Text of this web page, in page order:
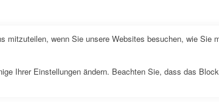
wenn Sie unsere Websites besuchen, wie Sie
Ihrer Einstellungen ändern. Beachten Sie, dass das